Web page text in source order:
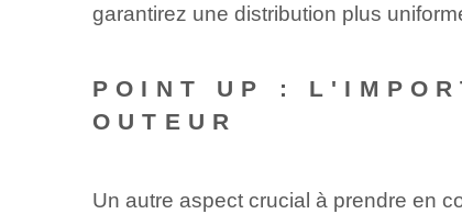
garantirez une distribution plus
POINT UP :
OUTEUR
Un autre aspect crucial à prendre en